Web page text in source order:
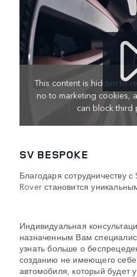
SV BESPOKE
Благодаря сотрудничеству
Rover становится
Индивидуальная
назначенным Вам
узнать больше о
созданию не имеющего
автомобиля, который будет
This content is hidden to
no to marketing cookies,
can block third